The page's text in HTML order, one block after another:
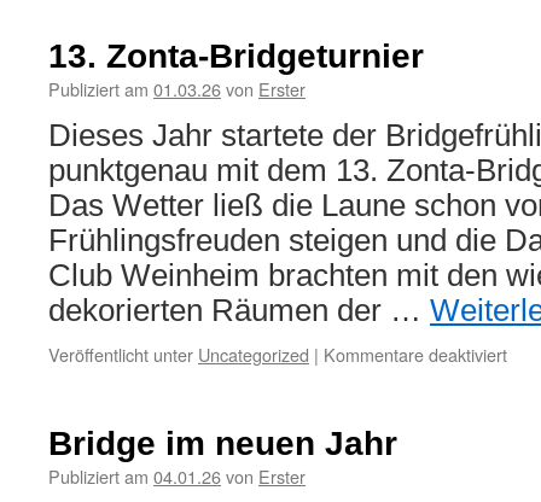
13. Zonta-Bridgeturnier
Publiziert am 01.03.26von Erster
Dieses Jahr startete der
punktgenau mit dem 13. Zonta-
Das Wetter ließ die Laune schon
Frühlingsfreuden steigen und die
Club Weinheim brachten mit den
dekorierten Räumen der …
Veröffentlicht unter Uncategorized | Kommentare deaktiviertfür
Bridge im neuen Jahr
Publiziert am 04.01.26von Erster